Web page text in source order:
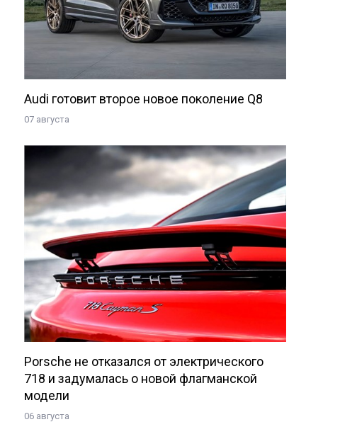
Audi готовит второе новое поколение Q8
07 августа
Porsche не отказался от электрического
718 и задумалась о новой флагманской
модели
06 августа